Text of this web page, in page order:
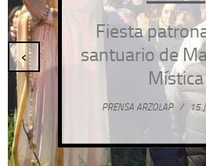
Fiesta
santuario de
Mística
PRENSA ARZOLAP / 15
‹